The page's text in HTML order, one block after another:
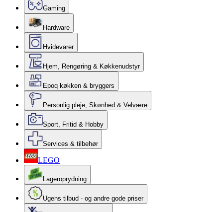
Gaming
Hardware
Hvidevarer
Hjem, Rengøring & Køkkenudstyr
Epoq køkken & bryggers
Personlig pleje, Skønhed & Velvære
Sport, Fritid & Hobby
Services & tilbehør
LEGO
Lageroprydning
Ugens tilbud - og andre gode priser